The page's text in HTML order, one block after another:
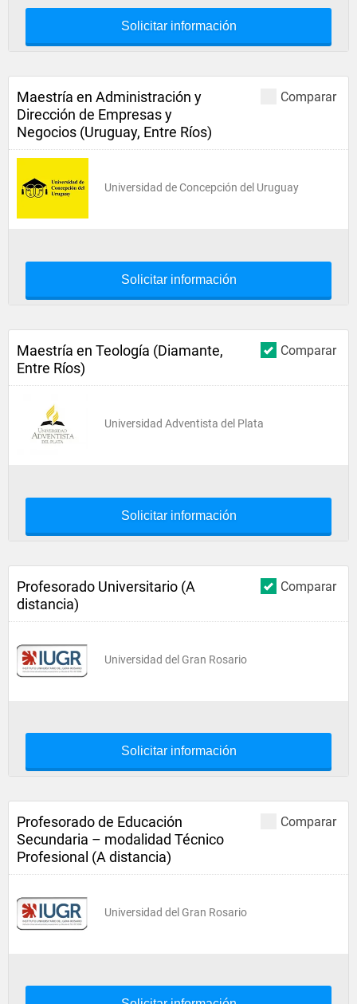
Solicitar información
Comparar
Maestría en Administración y
Dirección de Empresas y
Negocios (Uruguay, Entre Ríos)
Universidad de Concepción del Uruguay
Solicitar información
Comparar
Maestría en Teología (Diamante,
Entre Ríos)
Universidad Adventista del Plata
Solicitar información
Comparar
Profesorado Universitario (A
distancia)
Universidad del Gran Rosario
Solicitar información
Comparar
Profesorado de Educación
Secundaria – modalidad Técnico
Profesional (A distancia)
Universidad del Gran Rosario